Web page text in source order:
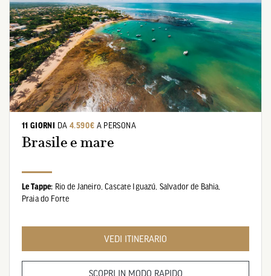
11 GIORNI DA 4.590€ A PERSONA
Brasile e mare
Le Tappe: Rio de Janeiro, Cascate Iguazú, Salvador de Bahia,
Praia do Forte
VEDI ITINERARIO
SCOPRI IN MODO RAPIDO